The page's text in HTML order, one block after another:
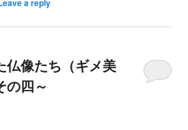
Leave a reply
仏像たち（ギメ美
の四～